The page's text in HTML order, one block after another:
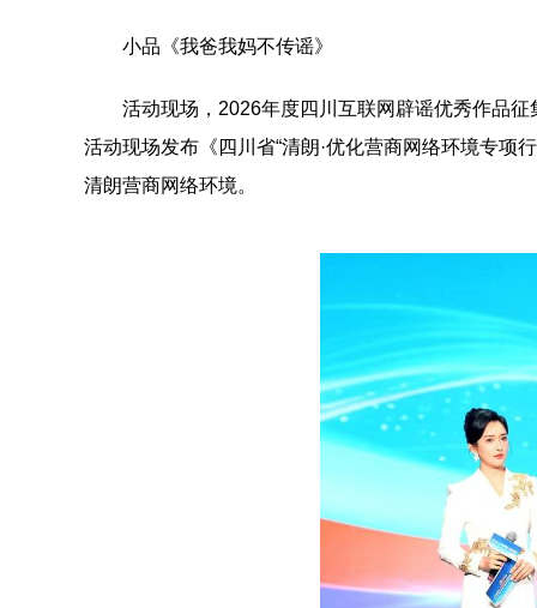
小品《我爸我妈不传谣》
活动现场，2026年度四川互联网辟谣优秀作品征
活动现场发布《四川省“清朗·优化营商网络环境专项
清朗营商网络环境。